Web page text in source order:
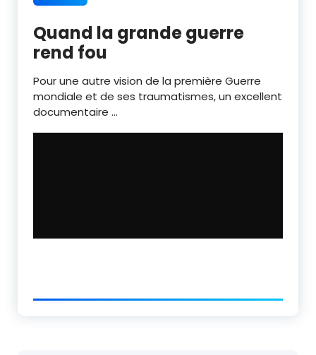
Quand la grande guerre
rend fou
Pour une autre vision de la première Guerre
mondiale et de ses traumatismes, un excellent
documentaire …